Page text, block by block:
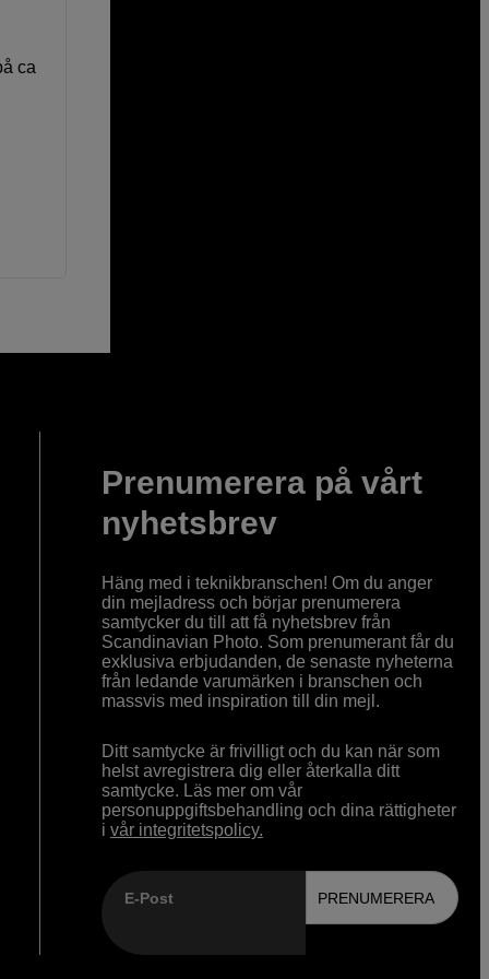
ca
Prenumerera på vårt
nyhetsbrev
Häng med i teknikbranschen! Om du anger
din mejladress och börjar prenumerera
samtycker du till att få nyhetsbrev från
Scandinavian Photo. Som prenumerant får du
exklusiva erbjudanden, de senaste nyheterna
från ledande varumärken i branschen och
massvis med inspiration till din mejl.
Ditt samtycke är frivilligt och du kan när som
helst avregistrera dig eller återkalla ditt
samtycke. Läs mer om vår
personuppgiftsbehandling och dina rättigheter
i vår integritetspolicy.
E-Post PRENUMERERA